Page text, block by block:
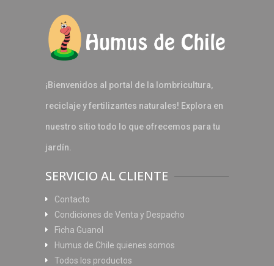
¡Bienvenidos al portal de la lombricultura,
reciclaje y fertilizantes naturales! Explora en
nuestro sitio todo lo que ofrecemos para tu
jardín.
SERVICIO AL CLIENTE
Contacto
Condiciones de Venta y Despacho
Ficha Guanol
Humus de Chile quienes somos
Todos los productos